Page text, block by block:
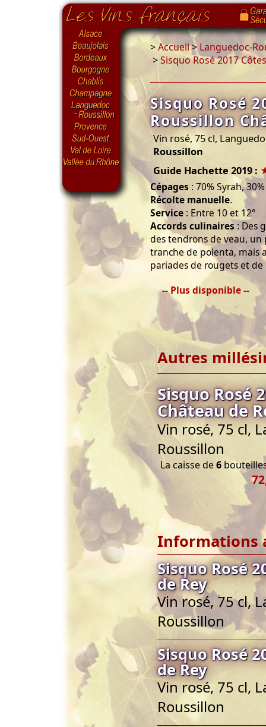
>Accueil>Languedoc-
>Sisquo Rosé 2017
Sisquo Rosé
Roussillon
Vin rosé, 75 cl,
Roussillon
Guide Hachette 2019 :
Cépages : 70% Syrah,
Récolte manuelle.
Service : Entre 10 et 12°
Accords culinaires : Des
des tendrons de veau,
tranche de polenta, mais
pariades de rougets et de
-- Plus disponible --
Autres
Sisquo Rosé
Château de
Vin rosé, 75 cl,
Roussillon
La caisse de6
Informations
Sisquo Rosé
de Rey
Vin rosé, 75 cl,
Roussillon
Sisquo Rosé
de Rey
Vin rosé, 75 cl,
Roussillon